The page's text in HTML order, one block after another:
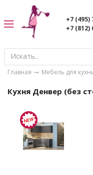
+7 (495)
+7 (812)
Главная Мебель для
Кухня Денвер (без